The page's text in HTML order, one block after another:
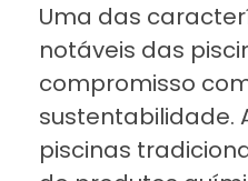
Uma das
notáveis das
compromisso
sustentabilidade.
piscinas